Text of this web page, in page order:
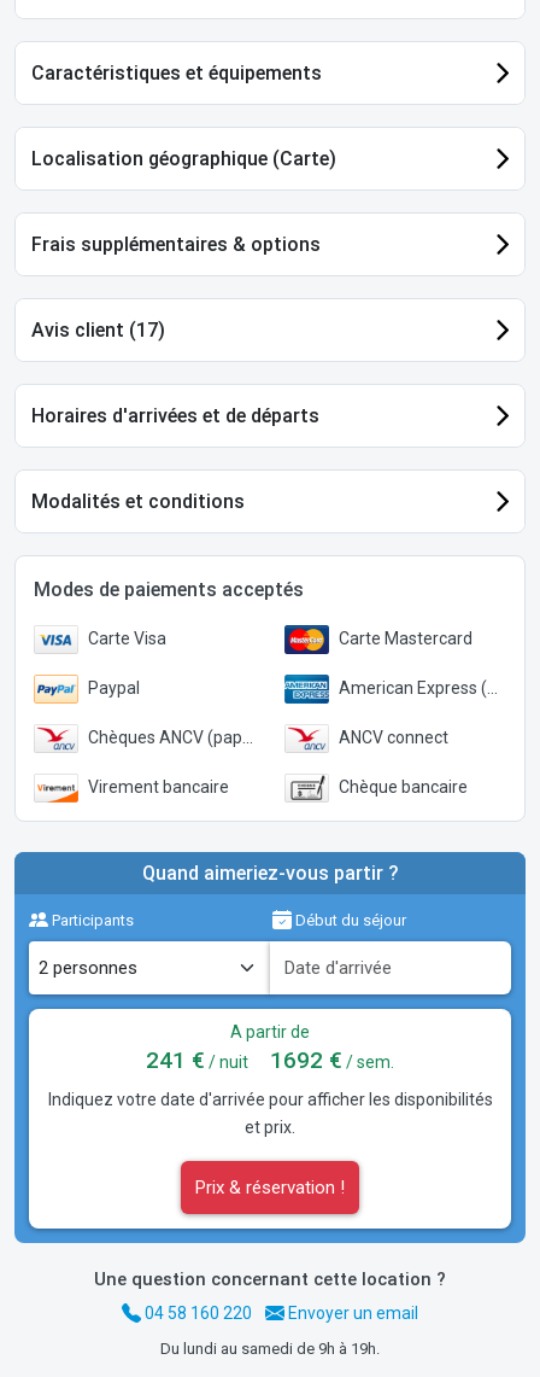
Caractéristiques et équipements
Localisation géographique (Carte)
Frais supplémentaires & options
Avis client (17)
Horaires d'arrivées et de départs
Modalités et conditions
Modes de paiements acceptés
Carte Visa Carte Mastercard
Paypal American Express (Paypal)
Chèques ANCV (papier) ANCV connect
Virement bancaire Chèque bancaire
Quand aimeriez-vous partir ?
Participants Début du séjour
A partir de
241 € / nuit 1692 € / sem.
Indiquez votre date d'arrivée pour afficher les disponibilités
et prix.
Prix & réservation !
Une question concernant cette location ?
04 58 160 220 Envoyer un email
Du lundi au samedi de 9h à 19h.